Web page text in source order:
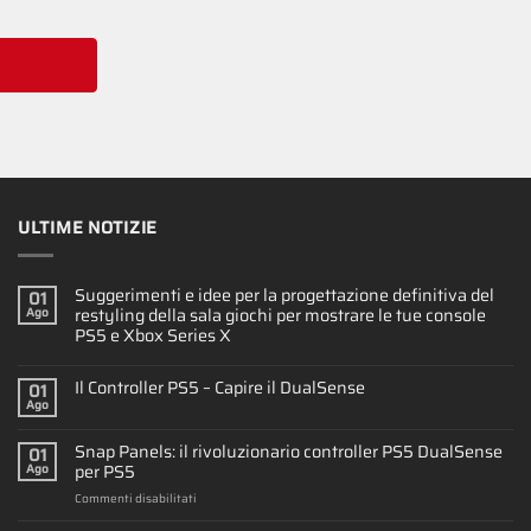
ULTIME NOTIZIE
01
Ago
Suggerimenti e idee per la progettazione definitiva del
restyling della sala giochi per mostrare le tue console
PS5 e Xbox Series X
01
Ago
Il Controller PS5 – Capire il DualSense
01
Ago
Snap Panels: il rivoluzionario controller PS5 DualSense
per PS5
Commenti disabilitati